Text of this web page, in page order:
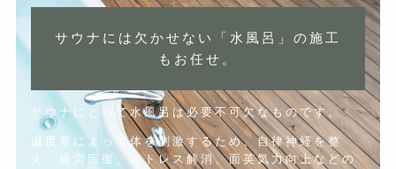
サウナには欠かせない「水風呂」の施工
もお任せ。
サウナにとって水風呂は必要不可欠なものです。
温度差によって体を刺激するため、自律神経を整
え、疲労回復、ストレス解消、面英気力向上などの